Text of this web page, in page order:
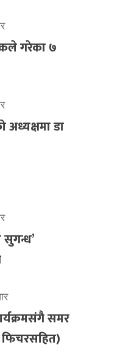
गरेका ७
अध्यक्षमा डा
समर
फिचरसहित)